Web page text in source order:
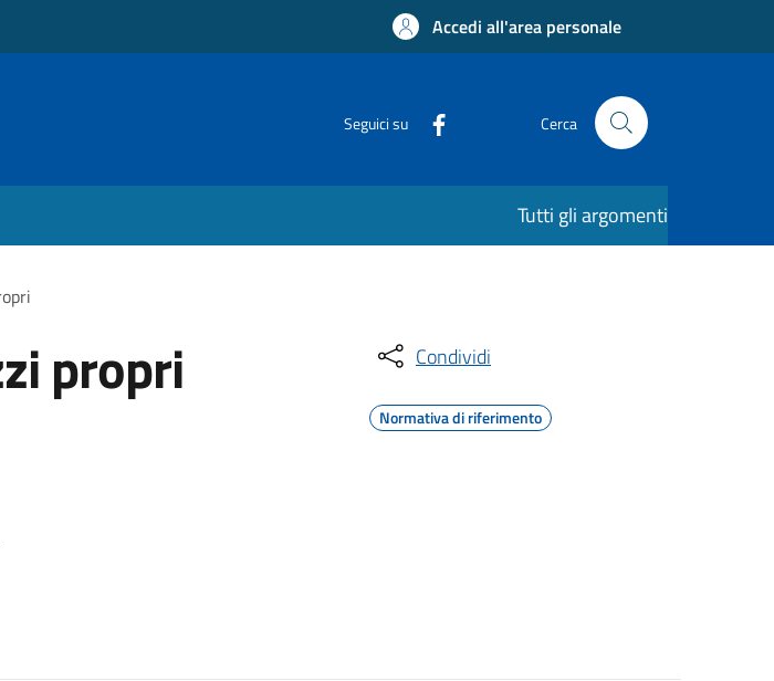
Accedi all'area personale
Seguici su Cerca
Tutti gli argomenti
propri Condividi
Normativa di riferimento